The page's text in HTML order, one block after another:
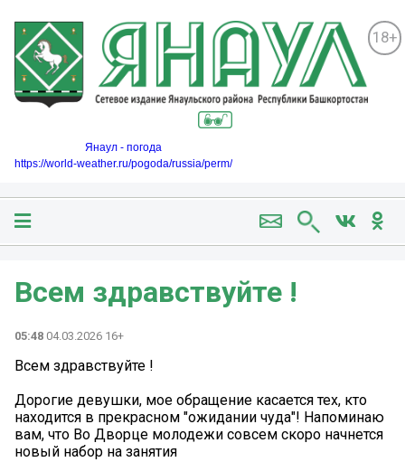
18+
Янаул - погода
https://world-weather.ru/pogoda/russia/perm/
Всем здравствуйте !
05:48 04.03.2026 16+
Всем здравствуйте !
Дорогие девушки, мое обращение касается тех, кто
находится в прекрасном "ожидании чуда"! Напоминаю
вам, что Во Дворце молодежи совсем скоро начнется
новый набор на занятия